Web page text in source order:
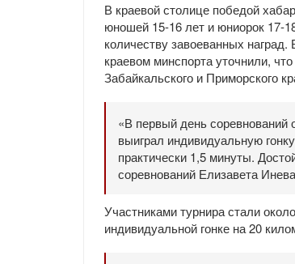
В краевой столице победой
юношей 15-16 лет и юниорок 17-
количеству завоеванных
краевом минспорта уточнили,
Забайкальского и Приморского
«В первый день соревнований
выиграл индивидуальную
практически 1,5 минуты.
соревнований Елизавета
Участниками турнира стали
индивидуальной гонке на 20